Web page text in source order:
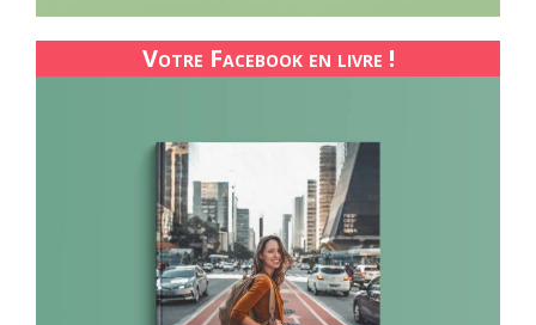
Votre Facebook en livre !